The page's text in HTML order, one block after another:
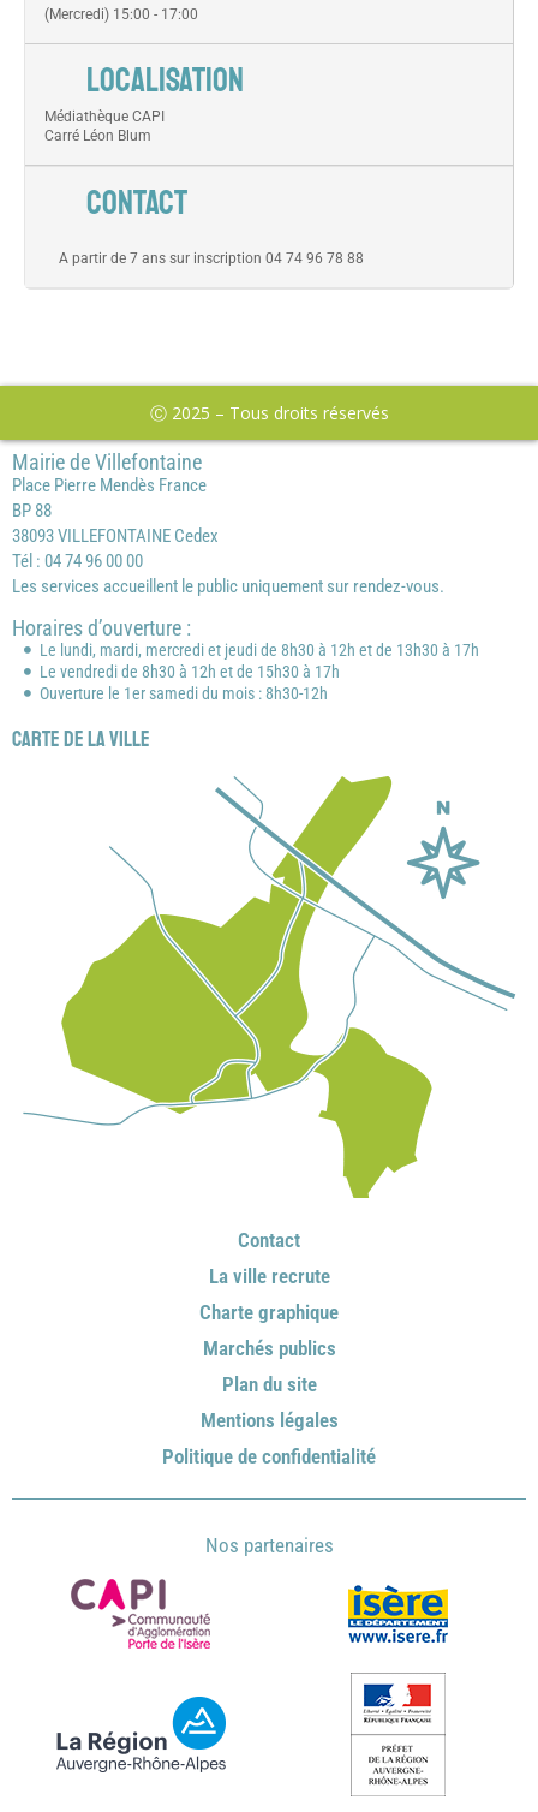
(Mercredi) 15:00 - 17:00
LOCALISATION
Médiathèque CAPI
Carré Léon Blum
CONTACT
A partir de 7 ans sur inscription 04 74 96 78 88
Ⓒ 2025 – Tous droits réservés
Mairie de Villefontaine
Place Pierre Mendès France
BP 88
38093 VILLEFONTAINE Cedex
Tél : 04 74 96 00 00
Les services accueillent le public uniquement sur rendez-vous.
Horaires d’ouverture :
Le lundi, mardi, mercredi et jeudi de 8h30 à 12h et de 13h30 à 17h
Le vendredi de 8h30 à 12h et de 15h30 à 17h
Ouverture le 1er samedi du mois : 8h30-12h
Carte de la ville
Contact
La ville recrute
Charte graphique
Marchés publics
Plan du site
Mentions légales
Politique de confidentialité
Nos partenaires